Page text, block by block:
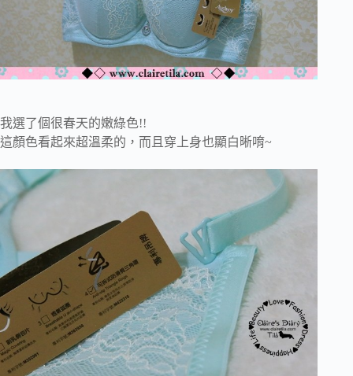
我選了個很春天的嫩綠色!!
這顏色看起來超溫柔的，而且穿上身也顯白晰唷~